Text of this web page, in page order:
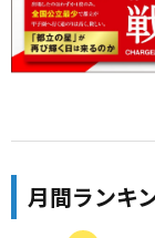
月間ランキ